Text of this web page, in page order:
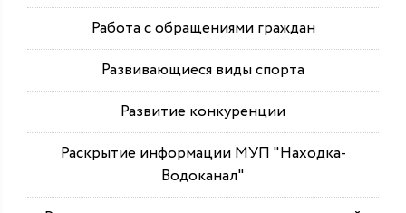
Работа с обращениями граждан
Развивающиеся виды спорта
Развитие конкуренции
Раскрытие информации МУП "Находка-
Водоканал"